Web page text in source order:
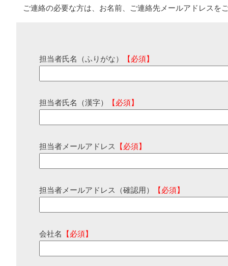
ご連絡の必要な方は、お名前、ご連絡先メールアドレスを
担当者氏名（ふりがな） 【必須】
担当者氏名（漢字） 【必須】
担当者メールアドレス 【必須】
担当者メールアドレス（確認用） 【必須】
会社名 【必須】